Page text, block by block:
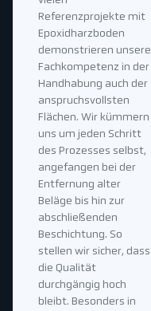
Referenzprojekte mit
Epoxidharzboden
demonstrieren unsere
Fachkompetenz in der
Handhabung auch der
anspruchsvollsten
Flächen. Wir kümmern
uns um jeden Schritt
des Prozesses selbst,
angefangen bei der
Entfernung alter
Beläge bis hin zur
abschließenden
Beschichtung. So
stellen wir sicher, dass
die Qualität
durchgängig hoch
bleibt. Besonders in